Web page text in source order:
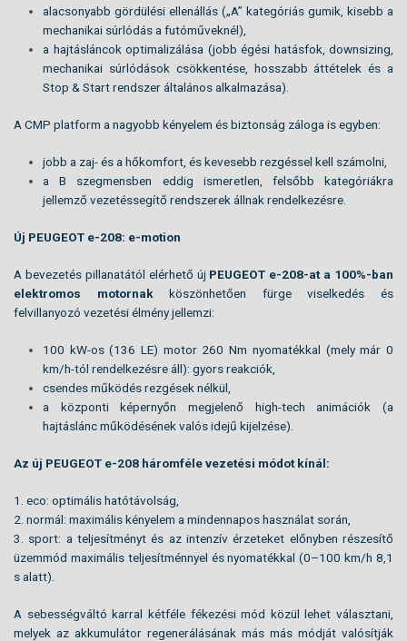
alacsonyabb gördülési ellenállás („A” kategóriás gumik, kisebb a
mechanikai súrlódás a futóműveknél),
a hajtásláncok optimalizálása (jobb égési hatásfok, downsizing,
mechanikai súrlódások csökkentése, hosszabb áttételek és a
Stop & Start rendszer általános alkalmazása).
A CMP platform a nagyobb kényelem és biztonság záloga is egyben:
jobb a zaj- és a hőkomfort, és kevesebb rezgéssel kell számolni,
a B szegmensben eddig ismeretlen, felsőbb kategóriákra
jellemző vezetéssegítő rendszerek állnak rendelkezésre.
Új PEUGEOT e-208: e-motion
A bevezetés pillanatától elérhető újPEUGEOT e-208-at a 100%-ban
elektromos motornak köszönhetően fürge viselkedés és
felvillanyozó vezetési élmény jellemzi:
100 kW-os (136 LE) motor 260 Nm nyomatékkal (mely már 0
km/h-tól rendelkezésre áll): gyors reakciók,
csendes működés rezgések nélkül,
a központi képernyőn megjelenő high-tech animációk (a
hajtáslánc működésének valós idejű kijelzése).
Az új PEUGEOT e-208 háromféle vezetési módot kínál:
1. eco: optimális hatótávolság,
2. normál: maximális kényelem a mindennapos használat során,
3. sport: a teljesítményt és az intenzív érzeteket előnyben részesítő
üzemmód maximális teljesítménnyel és nyomatékkal (0–100 km/h 8,1
s alatt).
A sebességváltó karral kétféle fékezési mód közül lehet választani,
melyek az akkumulátor regenerálásának más más módját valósítják